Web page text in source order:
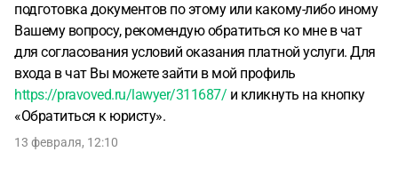
подготовка документов по этому или какому-либо иному
Вашему вопросу, рекомендую обратиться ко мне в чат
для согласования условий оказания платной услуги. Для
входа в чат Вы можете зайти в мой профиль
https://pravoved.ru/lawyer/311687/ и кликнуть на кнопку
«Обратиться к юристу».
13 февраля, 12:10